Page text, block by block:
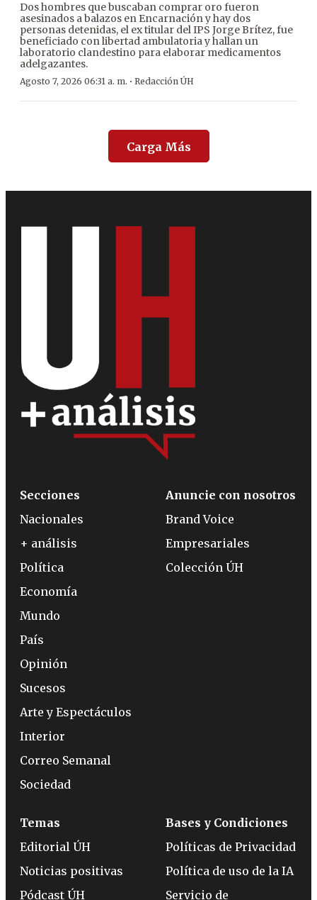
Dos hombres que buscaban comprar oro fueron
asesinados a balazos en Encarnación y hay dos
personas detenidas, el ex titular del IPS Jorge Brítez, fue
beneficiado con libertad ambulatoria y hallan un
laboratorio clandestino para elaborar medicamentos
adelgazantes.
Agosto 7, 2026 06:31 a. m. · Redacción ÚH
Carga Más
Secciones
Nacionales
+ análisis
Política
Economía
Mundo
País
Opinión
Sucesos
Arte y Espectáculos
Interior
Correo Semanal
Sociedad
Anuncie con nosotros
Brand Voice
Empresariales
Colección ÚH
Temas
Editorial ÚH
Noticias positivas
Pódcast ÚH
Bases y Condiciones
Políticas de Privacidad
Política de uso de la IA
Servicio de